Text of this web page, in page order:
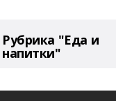
Рубрика "Еда и
напитки"